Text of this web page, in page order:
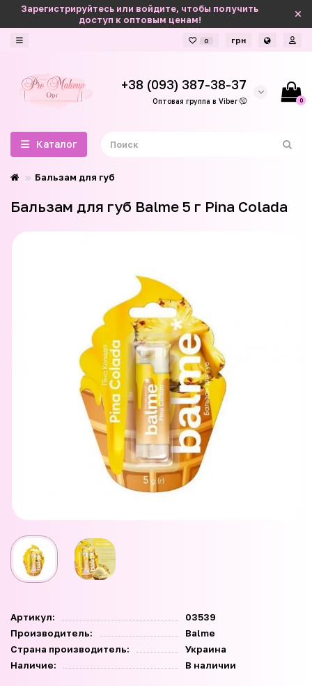
Зарегистрируйтесь или войдите, чтобы получить
доступ к оптовым ценам!
0 грн
+38 (093) 387-38-37
Оптовая группа в Viber 0
Каталог
Бальзам для губ
Бальзам для губ Balme 5 г Pina Colada
Артикул:
03539
Производитель:
Balme
Страна производитель:
Украина
Наличие:
В наличии